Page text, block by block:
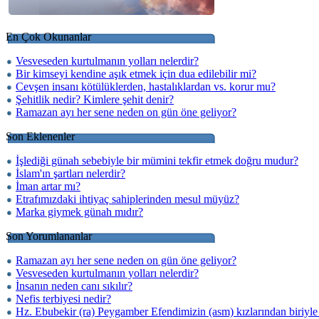
En Çok Okunanlar
Vesveseden kurtulmanın yolları nelerdir?
Bir kimseyi kendine aşık etmek için dua edilebilir mi?
Cevşen insanı kötülüklerden, hastalıklardan vs. korur mu?
Şehitlik nedir? Kimlere şehit denir?
Ramazan ayı her sene neden on gün öne geliyor?
Son Eklenenler
İşlediği günah sebebiyle bir mümini tekfir etmek doğru mudur?
İslam'ın şartları nelerdir?
İman artar mı?
Etrafımızdaki ihtiyaç sahiplerinden mesul müyüz?
Marka giymek günah mıdır?
Son Yorumlananlar
Ramazan ayı her sene neden on gün öne geliyor?
Vesveseden kurtulmanın yolları nelerdir?
İnsanın neden canı sıkılır?
Nefis terbiyesi nedir?
Hz. Ebubekir (ra) Peygamber Efendimizin (asm) kızlarından